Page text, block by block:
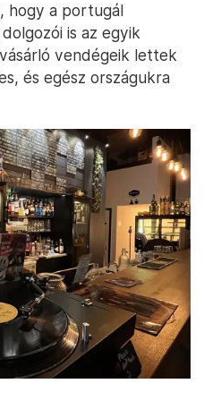
hogy a portugál
is az egyik
vendégeik lettek
és egész országukra